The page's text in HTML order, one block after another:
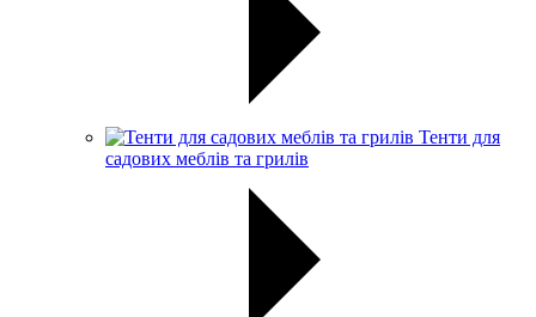
Тенти для
садових меблів та грилів